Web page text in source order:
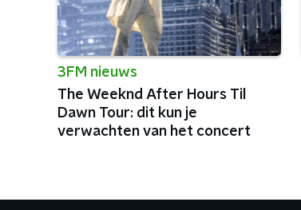
3FM nieuws
The Weeknd After Hours Til
Dawn Tour: dit kun je
verwachten van het concert